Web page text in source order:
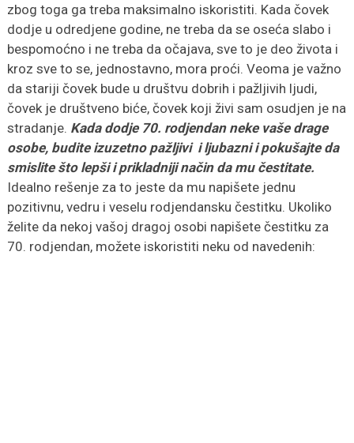
zbog toga ga treba maksimalno iskoristiti. Kada čovek
dodje u odredjene godine, ne treba da se oseća slabo i
bespomoćno i ne treba da očajava, sve to je deo života i
kroz sve to se, jednostavno, mora proći. Veoma je važno
da stariji čovek bude u društvu dobrih i pažljivih ljudi,
čovek je društveno biće, čovek koji živi sam osudjen je na
stradanje. Kada dodje 70. rodjendan neke vaše drage
osobe, budite izuzetno pažljivi i ljubazni i pokušajte da
smislite što lepši i prikladniji način da mu čestitate.
Idealno rešenje za to jeste da mu napišete jednu
pozitivnu, vedru i veselu rodjendansku čestitku. Ukoliko
želite da nekoj vašoj dragoj osobi napišete čestitku za
70. rodjendan, možete iskoristiti neku od navedenih: